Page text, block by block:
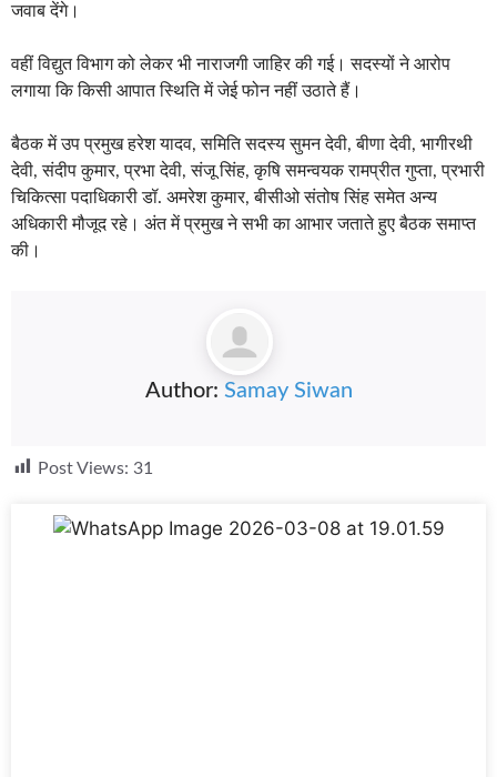
जवाब देंगे।
वहीं विद्युत विभाग को लेकर भी नाराजगी जाहिर की गई। सदस्यों ने आरोप
लगाया कि किसी आपात स्थिति में जेई फोन नहीं उठाते हैं।
बैठक में उप प्रमुख हरेश यादव, समिति सदस्य सुमन देवी, बीणा देवी, भागीरथी
देवी, संदीप कुमार, प्रभा देवी, संजू सिंह, कृषि समन्वयक रामप्रीत गुप्ता, प्रभारी
चिकित्सा पदाधिकारी डॉ. अमरेश कुमार, बीसीओ संतोष सिंह समेत अन्य
अधिकारी मौजूद रहे। अंत में प्रमुख ने सभी का आभार जताते हुए बैठक समाप्त
की।
Author: Samay Siwan
Post Views: 31